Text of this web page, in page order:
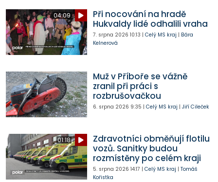
04:09
Při nocování na hradě
Hukvaldy lidé odhalili vraha
7. srpna 2026 10:13 | Celý MS kraj | Bára
Kelnerová
Muž v Příboře se vážně
zranil při práci s
rozbrušovačkou
6. srpna 2026 9:35 | Celý MS kraj | Jiří Cileček
01:18
Zdravotníci obměňují flotilu
vozů. Sanitky budou
rozmístěny po celém kraji
5. srpna 2026 14:17 | Celý MS kraj | Tomáš
Kořistka